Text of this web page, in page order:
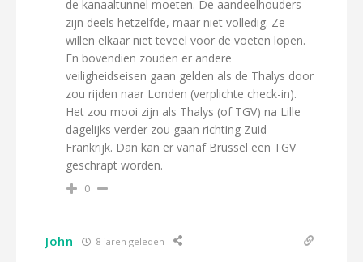
de kanaaltunnel moeten. De aandeelhouders
zijn deels hetzelfde, maar niet volledig. Ze
willen elkaar niet teveel voor de voeten lopen.
En bovendien zouden er andere
veiligheidseisen gaan gelden als de Thalys door
zou rijden naar Londen (verplichte check-in).
Het zou mooi zijn als Thalys (of TGV) na Lille
dagelijks verder zou gaan richting Zuid-
Frankrijk. Dan kan er vanaf Brussel een TGV
geschrapt worden.
0
John 8 jaren geleden